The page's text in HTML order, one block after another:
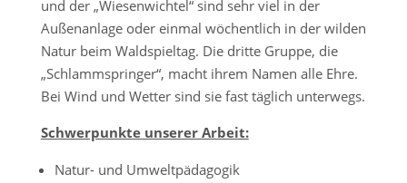
und der „Wiesenwichtel“ sind sehr viel in der
Außenanlage oder einmal wöchentlich in der wilden
Natur beim Waldspieltag. Die dritte Gruppe, die
„Schlammspringer“, macht ihrem Namen alle Ehre.
Bei Wind und Wetter sind sie fast täglich unterwegs.
Schwerpunkte unserer Arbeit:
Natur- und Umweltpädagogik